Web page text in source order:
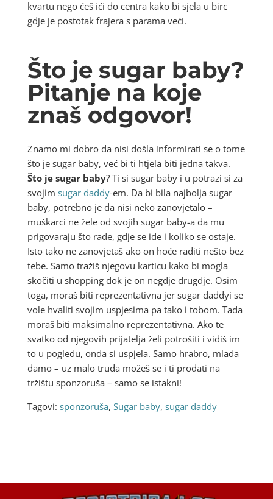
kvartu nego ćeš ići do centra kako bi sjela u birc
gdje je postotak frajera s parama veći.
Što je sugar baby?
Pitanje na koje
znaš odgovor!
Znamo mi dobro da nisi došla informirati se o tome
što je sugar baby, već bi ti htjela biti jedna takva.
Što je sugar baby? Ti si sugar baby i u potrazi si za
svojim sugar daddy-em. Da bi bila najbolja sugar
baby, potrebno je da nisi neko zanovjetalo –
muškarci ne žele od svojih sugar baby-a da mu
prigovaraju što rade, gdje se ide i koliko se ostaje.
Isto tako ne zanovjetaš ako on hoće raditi nešto bez
tebe. Samo tražiš njegovu karticu kako bi mogla
skočiti u shopping dok je on negdje drugdje. Osim
toga, moraš biti reprezentativna jer sugar daddyi se
vole hvaliti svojim uspjesima pa tako i tobom. Tada
moraš biti maksimalno reprezentativna. Ako te
svatko od njegovih prijatelja želi potrošiti i vidiš im
to u pogledu, onda si uspjela. Samo hrabro, mlada
damo – uz malo truda možeš se i ti prodati na
tržištu sponzoruša – samo se istakni!
Tagovi: sponzoruša, Sugar baby, sugar daddy